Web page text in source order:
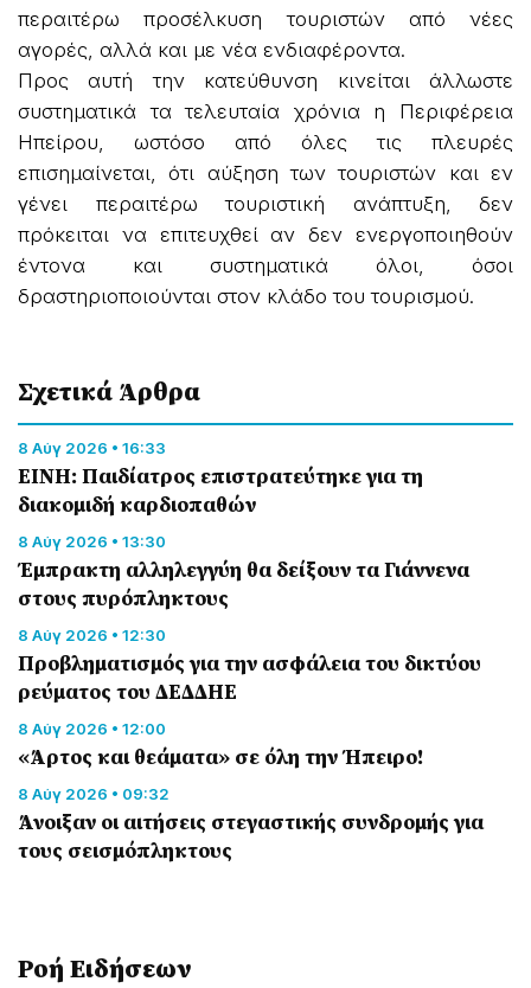
περαιτέρω προσέλκυση τουριστών από νέες
αγορές, αλλά και με νέα ενδιαφέροντα.
Προς αυτή την κατεύθυνση κινείται άλλωστε
συστηματικά τα τελευταία χρόνια η Περιφέρεια
Ηπείρου, ωστόσο από όλες τις πλευρές
επισημαίνεται, ότι αύξηση των τουριστών και εν
γένει περαιτέρω τουριστική ανάπτυξη, δεν
πρόκειται να επιτευχθεί αν δεν ενεργοποιηθούν
έντονα και συστηματικά όλοι, όσοι
δραστηριοποιούνται στον κλάδο του τουρισμού.
Σχετικά Άρθρα
8 Αύγ 2026 • 16:33
ΕΙΝΗ: Παιδίατρος επιστρατεύτηκε για τη
διακομιδή καρδιοπαθών
8 Αύγ 2026 • 13:30
Έμπρακτη αλληλεγγύη θα δείξουν τα Γιάννενα
στους πυρόπληκτους
8 Αύγ 2026 • 12:30
Προβληματισμός για την ασφάλεια του δικτύου
ρεύματος του ΔΕΔΔΗΕ
8 Αύγ 2026 • 12:00
«Άρτος και θεάματα» σε όλη την Ήπειρο!
8 Αύγ 2026 • 09:32
Άνοιξαν οι αιτήσεις στεγαστικής συνδρομής για
τους σεισμόπληκτους
Ροή Eιδήσεων